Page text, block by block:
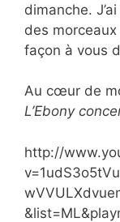
dimanche.
des
façon à vous
Au cœur de
L’Ebony
http://